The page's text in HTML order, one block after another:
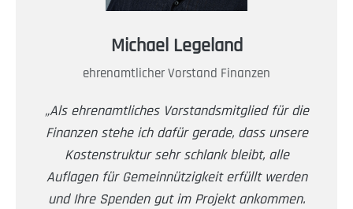
Michael Legeland
ehrenamtlicher Vorstand Finanzen
„Als ehrenamtliches Vorstandsmitglied für die
Finanzen stehe ich dafür gerade, dass unsere
Kostenstruktur sehr schlank bleibt, alle
Auflagen für Gemeinnützigkeit erfüllt werden
und Ihre Spenden gut im Projekt ankommen.